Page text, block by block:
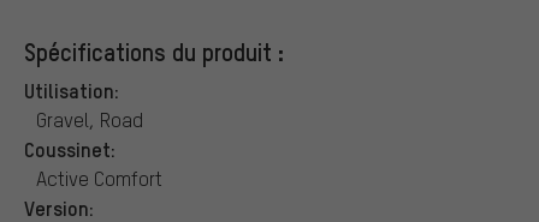
Spécifications du produit :
Utilisation:
Gravel, Road
Coussinet:
Active Comfort
Version: